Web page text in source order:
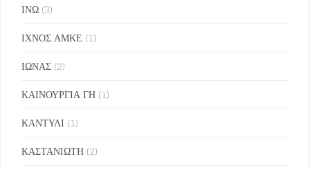
ΙΝΩ (3)
ΙΧΝΟΣ ΑΜΚΕ (1)
ΙΩΝΑΣ (2)
ΚΑΙΝΟΥΡΓΙΑ ΓΗ (1)
ΚΑΝΤΥΛΙ (1)
ΚΑΣΤΑΝΙΩΤΗ (2)